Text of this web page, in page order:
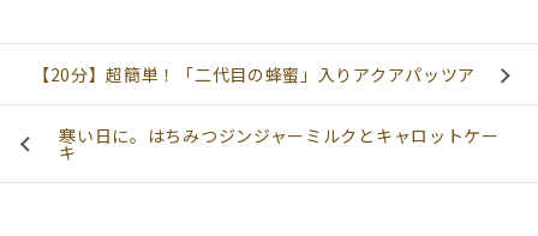
【20分】超簡単！「二代目の蜂蜜」入りアクアパッツア
寒い日に。はちみつジンジャーミルクとキャロットケー
キ